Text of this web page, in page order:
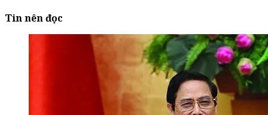
Tin nên đọc